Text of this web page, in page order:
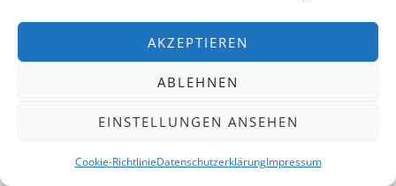
AKZEPTIEREN
ABLEHNEN
EINSTELLUNGEN ANSEHEN
Cookie-RichtlinieDatenschutzerklärungImpressum